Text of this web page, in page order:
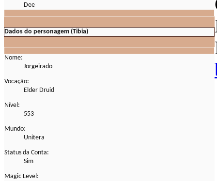
Dados do personagem (Tibia)
Nome:
Jorgeirado
Vocação:
Elder Druid
Nível:
553
Mundo:
Unitera
Status da Conta:
Sim
Magic Level: